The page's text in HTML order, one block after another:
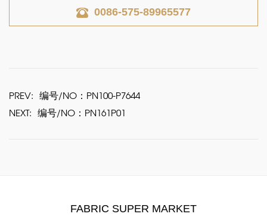
0086-575-89965577
PREV: 编号/NO：PN100-P7644
NEXT: 编号/NO：PN161P01
FABRIC SUPER MARKET